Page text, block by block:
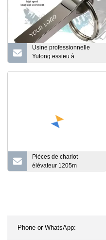
Usine professionnelle
Yutong essieu à
suspension pneumatique
essieu arrière
Pièces de chariot
élévateur 1205m